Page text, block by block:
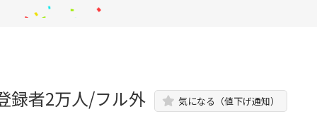
録者2万人/フル外
気になる（値下げ通知）